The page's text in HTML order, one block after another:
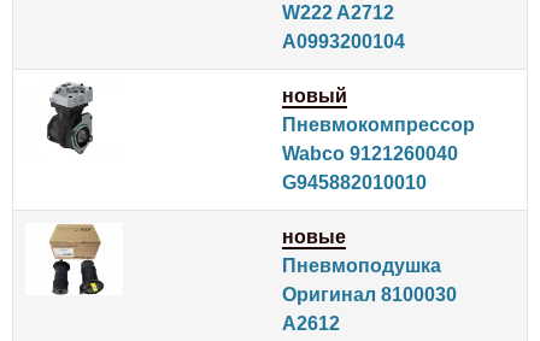
W222 A2712
A0993200104
новый
Пневмокомпрессор
Wabco 9121260040
G945882010010
новые
Пневмоподушка
Оригинал 8100030
A2612